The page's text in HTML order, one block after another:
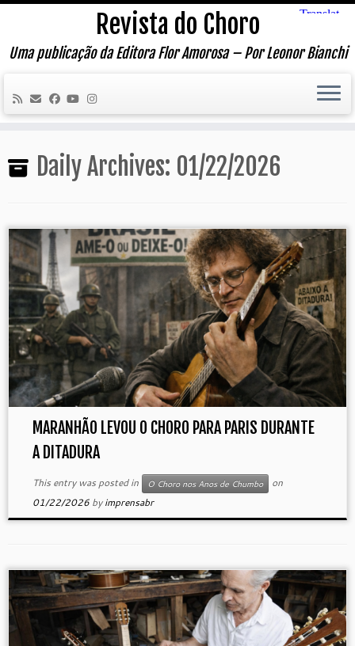
Skip
content
Revista do Choro
Uma publicação da Editora Flor Amorosa – Por Leonor Bianchi
Daily Archives: 01/22/2026
MARANHÃO LEVOU O CHORO PARA PARIS DURANTE
A DITADURA
This entry was posted in O Choro nos Anos de Chumbo
on
01/22/2026 byimprensabr